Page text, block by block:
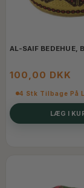
AL-SAIF BEDEHUE,
100,00 DKK
4 Stk Tilbage På
LÆG I